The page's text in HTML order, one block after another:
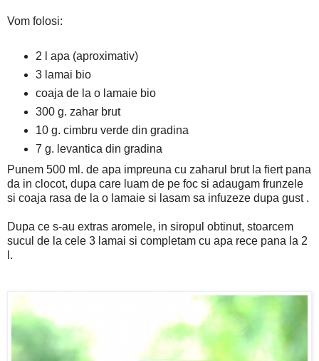
Vom folosi:
2 l apa (aproximativ)
3 lamai bio
coaja de la o lamaie bio
300 g. zahar brut
10 g. cimbru verde din gradina
7 g. levantica din gradina
Punem 500 ml. de apa impreuna cu zaharul brut la fiert pana
da in clocot, dupa care luam de pe foc si adaugam frunzele
si coaja rasa de la o lamaie si lasam sa infuzeze dupa gust .
Dupa ce s-au extras aromele, in siropul obtinut, stoarcem
sucul de la cele 3 lamai si completam cu apa rece pana la 2
l.